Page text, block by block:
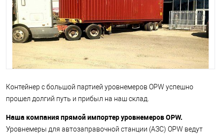
Контейнер с большой партией уровнемеров OPW успешно
прошел долгий путь и прибыл на наш склад.
Наша компания прямой импортер уровнемеров OPW.
Уровнемеры для автозаправочной станции (АЗС) OPW ведут